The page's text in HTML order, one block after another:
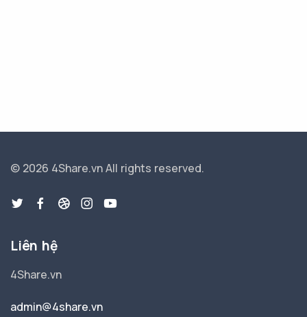
© 2026 4Share.vnAll rights reserved.
Liên hệ
4Share.vn
admin@4share.vn